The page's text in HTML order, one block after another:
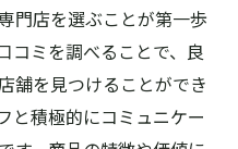
門店を選ぶことが第一歩
コミを調べることで、良
舗を見つけることができ
と積極的にコミュニケー